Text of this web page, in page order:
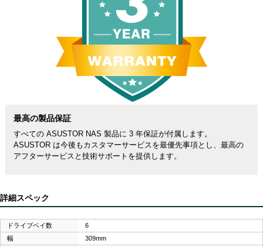
最高の製品保証
すべての ASUSTOR NAS 製品に 3 年保証が付属します。
ASUSTOR は今後もカスタマーサービスを最優先事項とし、最高の
アフターサービスと技術サポートを提供します。
詳細スペック
ドライブベイ数
6
幅
309mm